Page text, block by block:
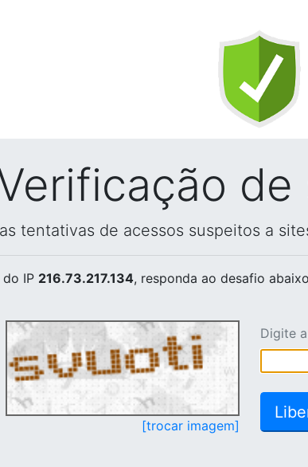
de
tentativas de acessos suspeitos a
do IP 216.73.217.134, responda ao desafio
[trocar imagem]
Digite